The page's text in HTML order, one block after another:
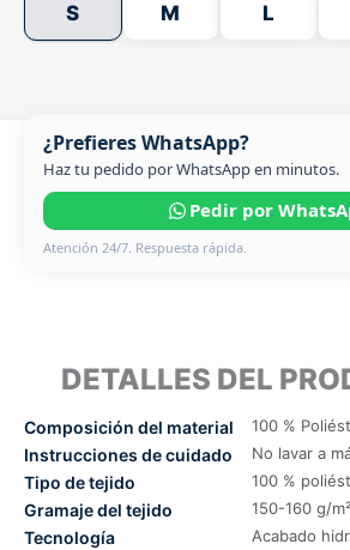
S M L
¿Prefieres WhatsApp?
Haz tu pedido por WhatsApp en minutos.
Pedir por
Atención 24/7. Respuesta rápida.
DETALLES DEL
Composición del material 100 %
Instrucciones de cuidado No lavar a
Tipo de tejido 100 %
Gramaje del tejido 150-160 g/m²
Tecnología Acabado